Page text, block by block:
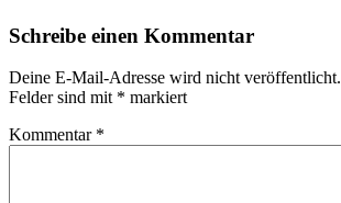
Schreibe einen Kommentar
Deine E-Mail-Adresse wird nicht veröffentlicht.
Felder sind mit * markiert
Kommentar *